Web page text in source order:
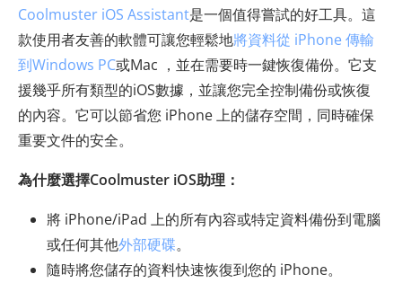
Coolmuster iOS Assistant是一個值得嘗試的好工具。這
款使用者友善的軟體可讓您輕鬆地將資料從 iPhone 傳輸
到Windows PC或Mac ，並在需要時一鍵恢復備份。它支
援幾乎所有類型的iOS數據，並讓您完全控制備份或恢復
的內容。它可以節省您 iPhone 上的儲存空間，同時確保
重要文件的安全。
為什麼選擇Coolmuster iOS助理：
將 iPhone/iPad 上的所有內容或特定資料備份到電腦
或任何其他外部硬碟。
隨時將您儲存的資料快速恢復到您的 iPhone。